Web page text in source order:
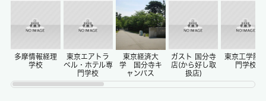
-/-
権利金/雑費
多摩情報経理
学校
東京エアトラ
ベル・ホテル専
門学校
東京経済大
学 国分寺キ
ャンパス
ガスト 国分寺
店(から好し取
扱店)
東京工学院
門学校